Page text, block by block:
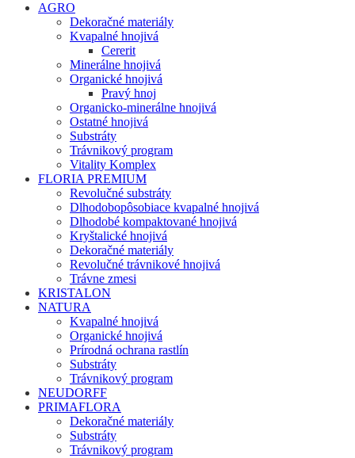
AGRO
Dekoračné materiály
Kvapalné hnojivá
Cererit
Minerálne hnojivá
Organické hnojivá
Pravý hnoj
Organicko-minerálne hnojivá
Ostatné hnojivá
Substráty
Trávnikový program
Vitality Komplex
FLORIA PREMIUM
Revolučné substráty
Dlhodobopôsobiace kvapalné hnojivá
Dlhodobé kompaktované hnojivá
Kryštalické hnojivá
Dekoračné materiály
Revolučné trávnikové hnojivá
Trávne zmesi
KRISTALON
NATURA
Kvapalné hnojivá
Organické hnojivá
Prírodná ochrana rastlín
Substráty
Trávnikový program
NEUDORFF
PRIMAFLORA
Dekoračné materiály
Substráty
Trávnikový program